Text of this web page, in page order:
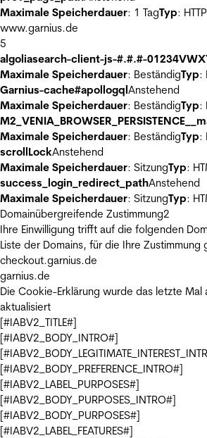
Maximale Speicherdauer: 1 TagTyp:
www.garnius.de
5
algoliasearch-client-js-#.#.#-
Maximale Speicherdauer: BeständigTyp:
Garnius-cache#apollogqlAnstehend
Maximale Speicherdauer: BeständigTyp:
Maximale Speicherdauer: BeständigTyp:
scrollLockAnstehend
Maximale Speicherdauer: SitzungTyp:
success_login_redirect_pathAnstehend
Maximale Speicherdauer: SitzungTyp:
Domainübergreifende Zustimmung2
Ihre Einwilligung trifft auf die folgenden
Liste der Domains, für die Ihre Zustimmung
checkout.garnius.de
garnius.de
Die Cookie-Erklärung wurde das letzte
aktualisiert
[#IABV2_TITLE#]
[#IABV2_BODY_INTRO#]
[#IABV2_BODY_PREFERENCE_INTRO#]
[#IABV2_LABEL_PURPOSES#]
[#IABV2_BODY_PURPOSES_INTRO#]
[#IABV2_BODY_PURPOSES#]
[#IABV2_LABEL_FEATURES#]